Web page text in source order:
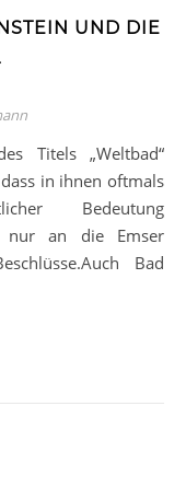
UND DIE
in ihnen oftmals
Bedeutung
nur an die Emser
Bad